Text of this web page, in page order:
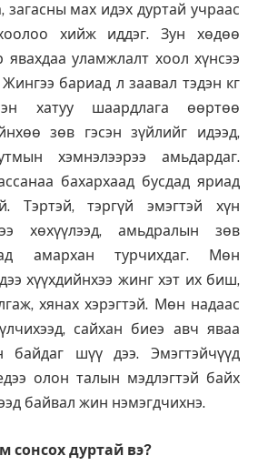
загасны мах идэх дуртай учраас
хийж иддэг. Зун хөдөө
явахдаа уламжлалт хоол хүнсээ
Жингээ бариад л заавал тэдэн кг
хатуу шаардлага өөртөө
зөв гэсэн зүйлийг идээд,
хэмнэлээрээ амьдардаг.
бахархаад бусдад яриад
Тэртэй, тэргүй эмэгтэй хүн
хөхүүлээд, амьдралын зөв
амархан турчихдаг. Мөн
хүүхдийнхээ жинг хэт их биш,
хянах хэрэгтэй. Мөн надаас
сайхан биеэ авч яваа
байдаг шүү дээ. Эмэгтэйчүүд
олон талын мэдлэгтэй байх
байвал жин нэмэгдчихнэ.
сонсох дуртай вэ?